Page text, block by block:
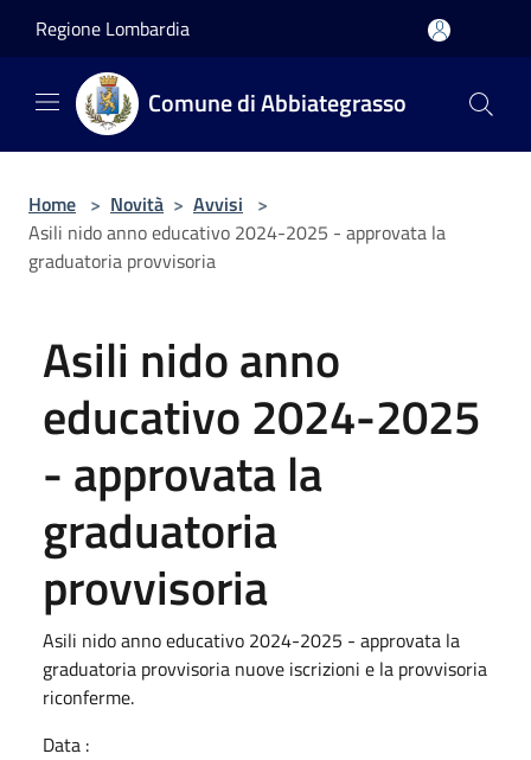
Regione Lombardia
Comune di Abbiategrasso
Home > Novità > Avvisi >
Asili nido anno educativo 2024-2025 - approvata la
graduatoria provvisoria
Asili nido anno
educativo 2024-2025
- approvata la
graduatoria
provvisoria
Asili nido anno educativo 2024-2025 - approvata la
graduatoria provvisoria nuove iscrizioni e la provvisoria
riconferme.
Data :